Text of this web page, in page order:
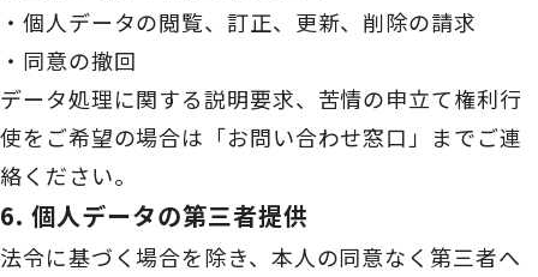
・個人データの閲覧、訂正、更新、削除の請求
・同意の撤回
データ処理に関する説明要求、苦情の申立て権利行
使をご希望の場合は「お問い合わせ窓口」までご連
絡ください。
6. 個人データの第三者提供
法令に基づく場合を除き、本人の同意なく第三者へ